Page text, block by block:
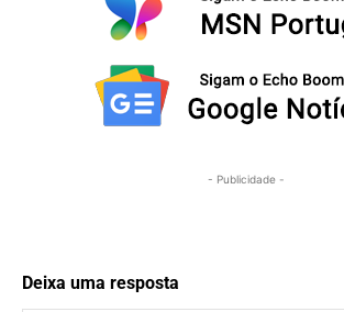
- Publicidade -
Deixa uma resposta